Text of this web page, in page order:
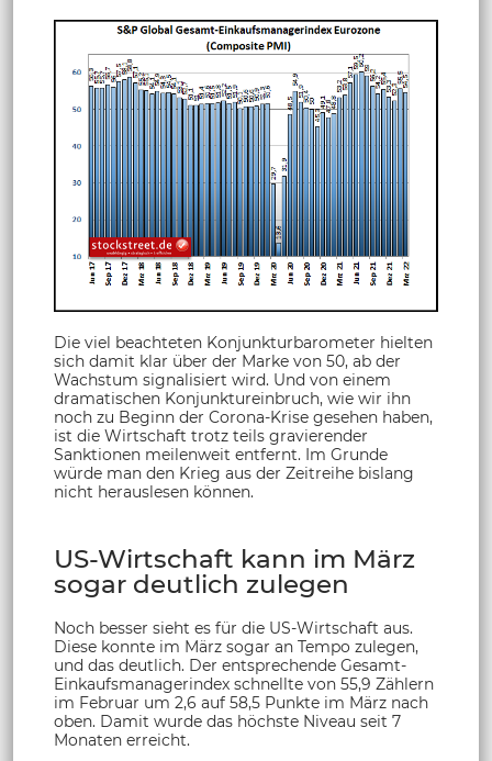
Die viel beachteten Konjunkturbarometer hielten
sich damit klar über der Marke von 50, ab der
Wachstum signalisiert wird. Und von einem
dramatischen Konjunktureinbruch, wie wir ihn
noch zu Beginn der Corona-Krise gesehen haben,
ist die Wirtschaft trotz teils gravierender
Sanktionen meilenweit entfernt. Im Grunde
würde man den Krieg aus der Zeitreihe bislang
nicht herauslesen können.
US-Wirtschaft kann im März
sogar deutlich zulegen
Noch besser sieht es für die US-Wirtschaft aus.
Diese konnte im März sogar an Tempo zulegen,
und das deutlich. Der entsprechende Gesamt-
Einkaufsmanagerindex schnellte von 55,9 Zählern
im Februar um 2,6 auf 58,5 Punkte im März nach
oben. Damit wurde das höchste Niveau seit 7
Monaten erreicht.